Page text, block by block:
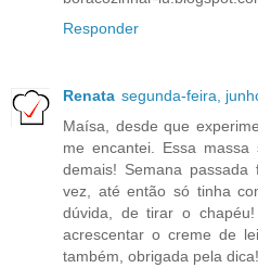
Responder
Renata segunda-feira,
Maísa, desde que
me encantei. Essa
demais! Semana
vez, até então só tinha
dúvida, de tirar o
acrescentar o creme de
também, obrigada pela dica!